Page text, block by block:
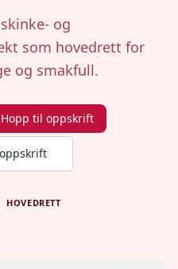
og
som hovedrett for
og smakfull.
Hopp til oppskrift
HOVEDRETT